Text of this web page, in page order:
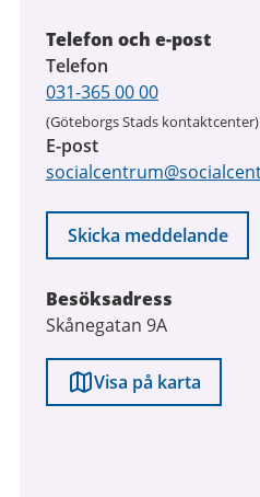
Telefon och e-post
Telefon
031-365 00 00
(Göteborgs Stads kontaktcenter)
E-post
Skicka meddelande
Besöksadress
Skånegatan 9A
Visa på karta